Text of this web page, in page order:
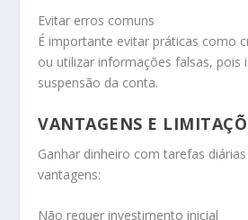
Evitar erros comuns
É importante evitar práticas como
ou utilizar informações falsas, pois
suspensão da conta.
VANTAGENS E
Ganhar dinheiro com tarefas
vantagens:
Não requer investimento inicial